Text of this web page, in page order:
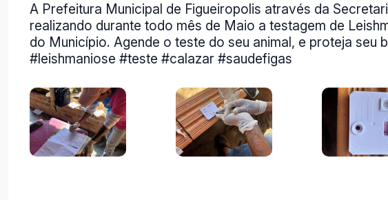
A Prefeitura Municipal de Figueiropolis através da
realizando durante todo mês de Maio a testagem de
do Município. Agende o teste do seu animal, e proteja seu
#leishmaniose #teste #calazar #saudefigas